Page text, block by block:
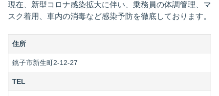
現在、新型コロナ感染拡大に伴い、乗務員の体調管理、マ
スク着用、車内の消毒など感染予防を徹底しております。
住所
銚子市新生町2-12-27
TEL